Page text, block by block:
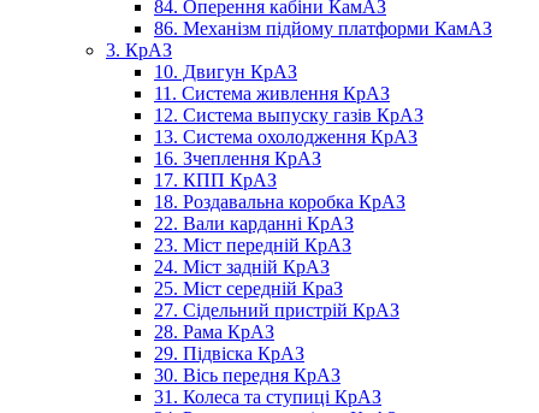
84. Оперення кабіни КамАЗ
86. Механізм підйому платформи КамАЗ
3. КрАЗ
10. Двигун КрАЗ
11. Система живлення КрАЗ
12. Система выпуску газів КрАЗ
13. Система охолодження КрАЗ
16. Зчеплення КрАЗ
17. КПП КрАЗ
18. Роздавальна коробка КрАЗ
22. Вали карданні КрАЗ
23. Міст передній КрАЗ
24. Міст задній КрАЗ
25. Міст середній КраЗ
27. Сідельний пристрій КрАЗ
28. Рама КрАЗ
29. Підвіска КрАЗ
30. Вісь передня КрАЗ
31. Колеса та ступиці КрАЗ